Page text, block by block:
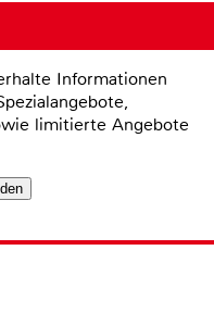
Informationen
limitierte Angebote